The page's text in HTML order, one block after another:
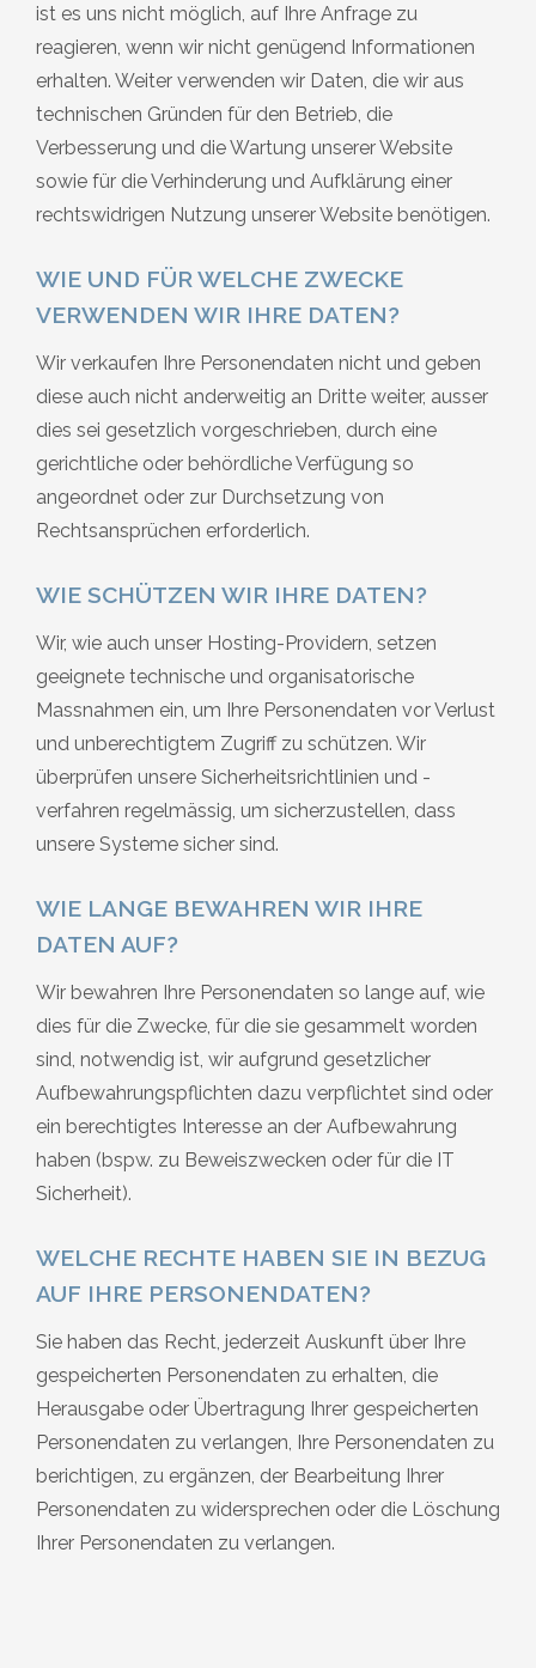
ist es uns nicht möglich, auf Ihre Anfrage zu
reagieren, wenn wir nicht genügend Informationen
erhalten. Weiter verwenden wir Daten, die wir aus
technischen Gründen für den Betrieb, die
Verbesserung und die Wartung unserer Website
sowie für die Verhinderung und Aufklärung einer
rechtswidrigen Nutzung unserer Website benötigen.
WIE UND FÜR WELCHE ZWECKE
VERWENDEN WIR IHRE DATEN?
Wir verkaufen Ihre Personendaten nicht und geben
diese auch nicht anderweitig an Dritte weiter, ausser
dies sei gesetzlich vorgeschrieben, durch eine
gerichtliche oder behördliche Verfügung so
angeordnet oder zur Durchsetzung von
Rechtsansprüchen erforderlich.
WIE SCHÜTZEN WIR IHRE DATEN?
Wir, wie auch unser Hosting-Providern, setzen
geeignete technische und organisatorische
Massnahmen ein, um Ihre Personendaten vor Verlust
und unberechtigtem Zugriff zu schützen. Wir
überprüfen unsere Sicherheitsrichtlinien und -
verfahren regelmässig, um sicherzustellen, dass
unsere Systeme sicher sind.
WIE LANGE BEWAHREN WIR IHRE
DATEN AUF?
Wir bewahren Ihre Personendaten so lange auf, wie
dies für die Zwecke, für die sie gesammelt worden
sind, notwendig ist, wir aufgrund gesetzlicher
Aufbewahrungspflichten dazu verpflichtet sind oder
ein berechtigtes Interesse an der Aufbewahrung
haben (bspw. zu Beweiszwecken oder für die IT
Sicherheit).
WELCHE RECHTE HABEN SIE IN BEZUG
AUF IHRE PERSONENDATEN?
Sie haben das Recht, jederzeit Auskunft über Ihre
gespeicherten Personendaten zu erhalten, die
Herausgabe oder Übertragung Ihrer gespeicherten
Personendaten zu verlangen, Ihre Personendaten zu
berichtigen, zu ergänzen, der Bearbeitung Ihrer
Personendaten zu widersprechen oder die Löschung
Ihrer Personendaten zu verlangen.